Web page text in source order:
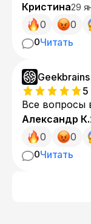
Кристина29
0 0
0Читать
Geekbrains
5
Все вопросы
Александр К.
0 0
0Читать